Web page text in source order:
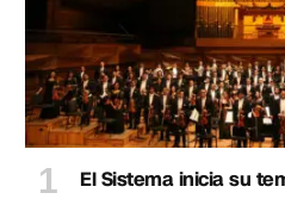
El Sistema inicia su